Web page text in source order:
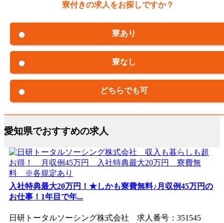
寮付きの求人をお探しですか？
寮あり
寮なし
どちらでも可
愛知県でおすすめの求人
入社特典最大20万円！★しかも寮費無料♪月収例45万円の
お仕事！1年目で年...
日研トータルソーシング株式会社 求人番号：351545